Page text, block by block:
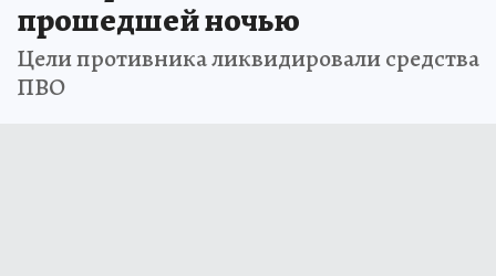
прошедшей ночью
Цели противника ликвидировали средства
ПВО